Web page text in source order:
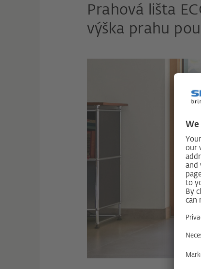
Prahová lišta
výška prahu